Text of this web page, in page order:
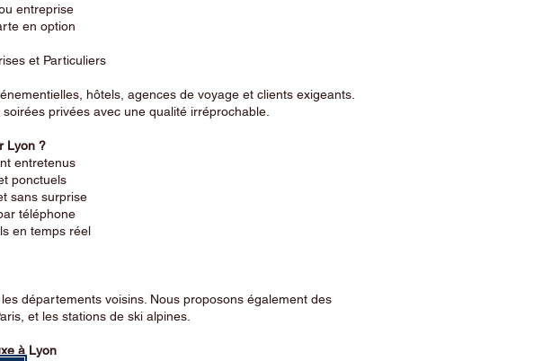
entreprise
en option
et Particuliers
hôtels, agences de voyage et clients exigeants.
privées avec une qualité irréprochable.
Lyon ?
entretenus
ponctuels
sans surprise
téléphone
en temps réel
départements voisins. Nous proposons également des
et les stations de ski alpines.
à Lyon